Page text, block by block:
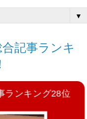
▼
記事ランキ
ランキング28位